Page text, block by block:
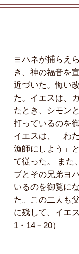
ヨハネが捕らえ
き、神の福音を
近づいた。悔い
た。イエスは、
たとき、シモン
打っているのを
イエスは、「わ
漁師にしよう」
て従った。 また
ブとその兄弟ヨ
いるのを御覧に
た。この二人も
に残して、イエ
1・14－20）